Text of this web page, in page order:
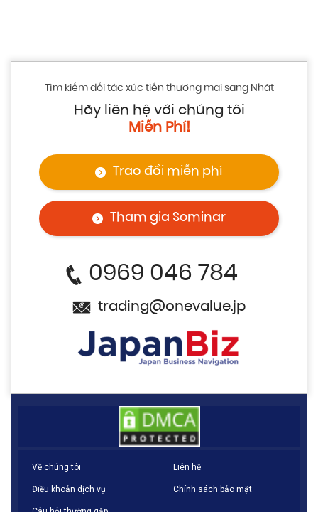
Tìm kiếm đối tác xúc tiến thương mại sang Nhật
Hãy liên hệ với chúng tôi
Miễn Phí!
Trao đổi miễn phí
Tham gia Seminar
0969 046 784
trading@onevalue.jp
Về chúng tôi Liên hệ
Điều khoản dịch vụ Chính sách bảo mật